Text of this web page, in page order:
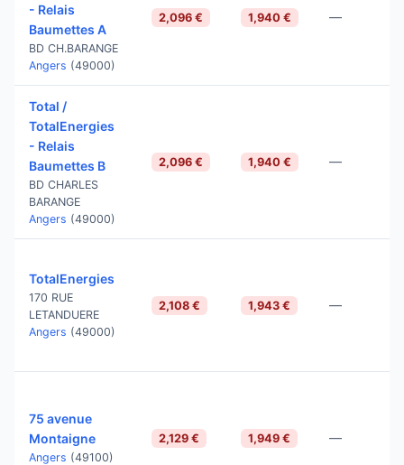
- Relais
Baumettes A
BD CH.BARANGE
Angers (49000)
2,096 € 1,940 € —
Total /
TotalEnergies
- Relais
Baumettes B
BD CHARLES
BARANGE
Angers (49000)
2,096 € 1,940 € —
TotalEnergies
170 RUE
LETANDUERE
Angers (49000)
2,108 € 1,943 € —
75 avenue
Montaigne
Angers (49100)
2,129 € 1,949 € —